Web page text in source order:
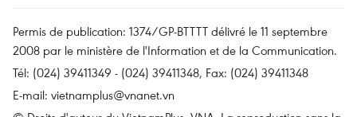
Permis de publication: 1374/GP-BTTTT délivré le 11 septembre
2008 par le ministère de l'Information et de la Communication.
Tél: (024) 39411349 - (024) 39411348, Fax: (024) 39411348
E-mail: vietnamplus@vnanet.vn